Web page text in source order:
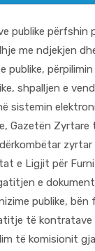
publike përfshin
me ndjekjen
publike,
shpalljen e
sistemin
Gazetën Zyrtare
zyrtar
e Ligjit për
e
publike, bën
të kontratave
të komisionit